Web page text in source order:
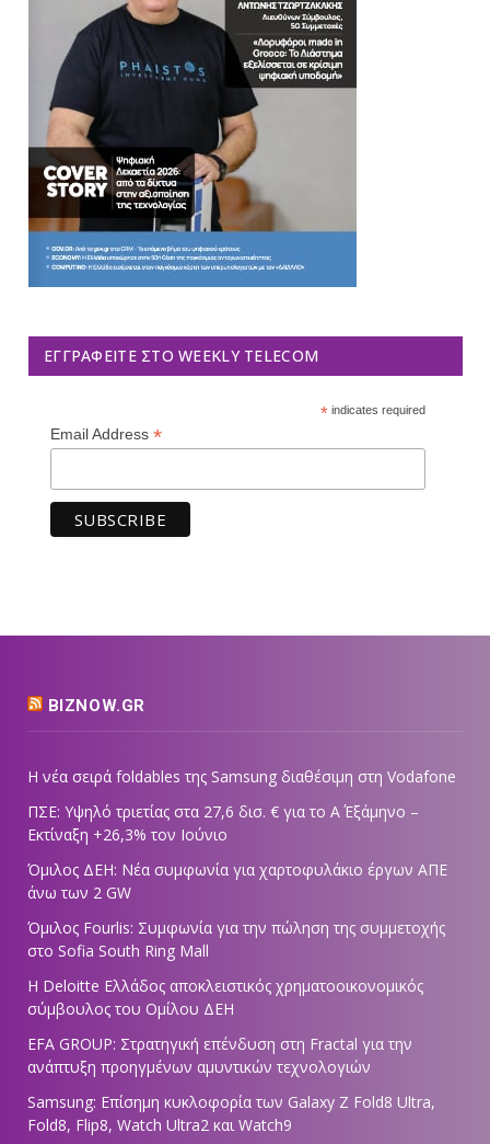
ΕΓΓΡΑΦΕΊΤΕ ΣΤΟ WEEKLY TELECOM
*indicates required
Email Address *
BIZNOW.GR
Η νέα σειρά foldables της Samsung διαθέσιμη στη Vodafone
ΠΣΕ: Υψηλό τριετίας στα 27,6 δισ. € για το Α΄ Εξάμηνο –
Εκτίναξη +26,3% τον Ιούνιο
Όμιλος ΔΕΗ: Νέα συμφωνία για χαρτοφυλάκιο έργων ΑΠΕ
άνω των 2 GW
Όμιλος Fourlis: Συμφωνία για την πώληση της συμμετοχής
στο Sofia South Ring Mall
Η Deloitte Ελλάδος αποκλειστικός χρηματοοικονομικός
σύμβουλος του Ομίλου ΔΕΗ
EFA GROUP: Στρατηγική επένδυση στη Fractal για την
ανάπτυξη προηγμένων αμυντικών τεχνολογιών
Samsung: Επίσημη κυκλοφορία των Galaxy Z Fold8 Ultra,
Fold8, Flip8, Watch Ultra2 και Watch9